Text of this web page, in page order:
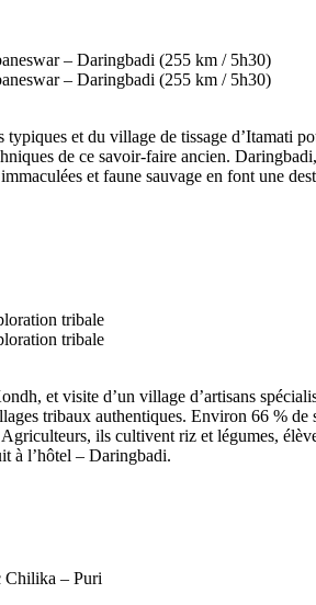
et du village de tissage d’Itamati
de ce savoir-faire ancien.
et faune sauvage en font une
et visite d’un village d’artisans
tribaux authentiques. Environ 66 % de
ils cultivent riz et légumes,
à l’hôtel – Daringbadi.